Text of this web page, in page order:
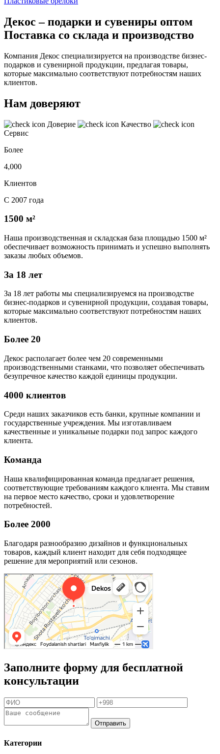
Декос – подарки и сувениры оптом
Поставка со склада и производство
Компания Декос специализируется на производстве бизнес-
подарков и сувенирной продукции, предлагая товары,
которые максимально соответствуют потребностям наших
клиентов.
Нам доверяют
Доверие
Качество
Сервис
Более
4,000
Клиентов
С 2007 года
1500 м²
Наша производственная и складская база площадью 1500 м²
обеспечивает возможность принимать и успешно выполнять
заказы любых объемов.
За 18 лет
За 18 лет работы мы специализируемся на производстве
бизнес-подарков и сувенирной продукции, создавая товары,
которые максимально соответствуют потребностям наших
клиентов.
Более 20
Декос располагает более чем 20 современными
производственными станками, что позволяет обеспечивать
безупречное качество каждой единицы продукции.
4000 клиентов
Среди наших заказчиков есть банки, крупные компании и
государственные учреждения. Мы изготавливаем
качественные и уникальные подарки под запрос каждого
клиента.
Команда
Наша квалифицированная команда предлагает решения,
соответствующие требованиям каждого клиента. Мы ставим
на первое место качество, сроки и удовлетворение
потребностей.
Более 2000
Благодаря разнообразию дизайнов и функциональных
товаров, каждый клиент находит для себя подходящее
решение для мероприятий или сезонов.
Заполните форму для бесплатной
консультации
Отправить
Категории